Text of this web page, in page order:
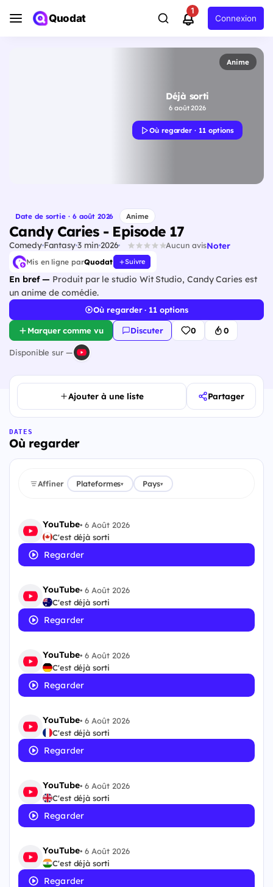
Quodat
1
Connexion
Anime
Déjà sorti
6 août 2026
Où regarder · 11 options
Date de sortie · 6 août 2026 Anime
Candy Caries - Episode 17
ComedyFantasy3 min 2026 Aucun avisNoter
Mis en ligne parQuodat Suivre
En bref — Produit par le studio Wit Studio, Candy Caries est
un anime de comédie.
Où regarder · 11 options
Marquer comme vu Discuter 0 0
Disponible sur —
Ajouter à une liste Partager
DATES
Où regarder
Affiner Plateformes▾ Pays▾
YouTube•6 Août 2026
C'est déjà sorti
Regarder
YouTube•6 Août 2026
C'est déjà sorti
Regarder
YouTube•6 Août 2026
C'est déjà sorti
Regarder
YouTube•6 Août 2026
C'est déjà sorti
Regarder
YouTube•6 Août 2026
C'est déjà sorti
Regarder
YouTube•6 Août 2026
C'est déjà sorti
Regarder